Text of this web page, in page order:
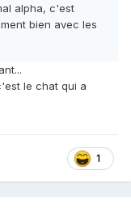
alpha, c'est
bien avec les
le chat qui a
1